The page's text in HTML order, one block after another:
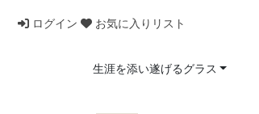
ログイン お気に入りリスト
生涯を添い遂げるグラス